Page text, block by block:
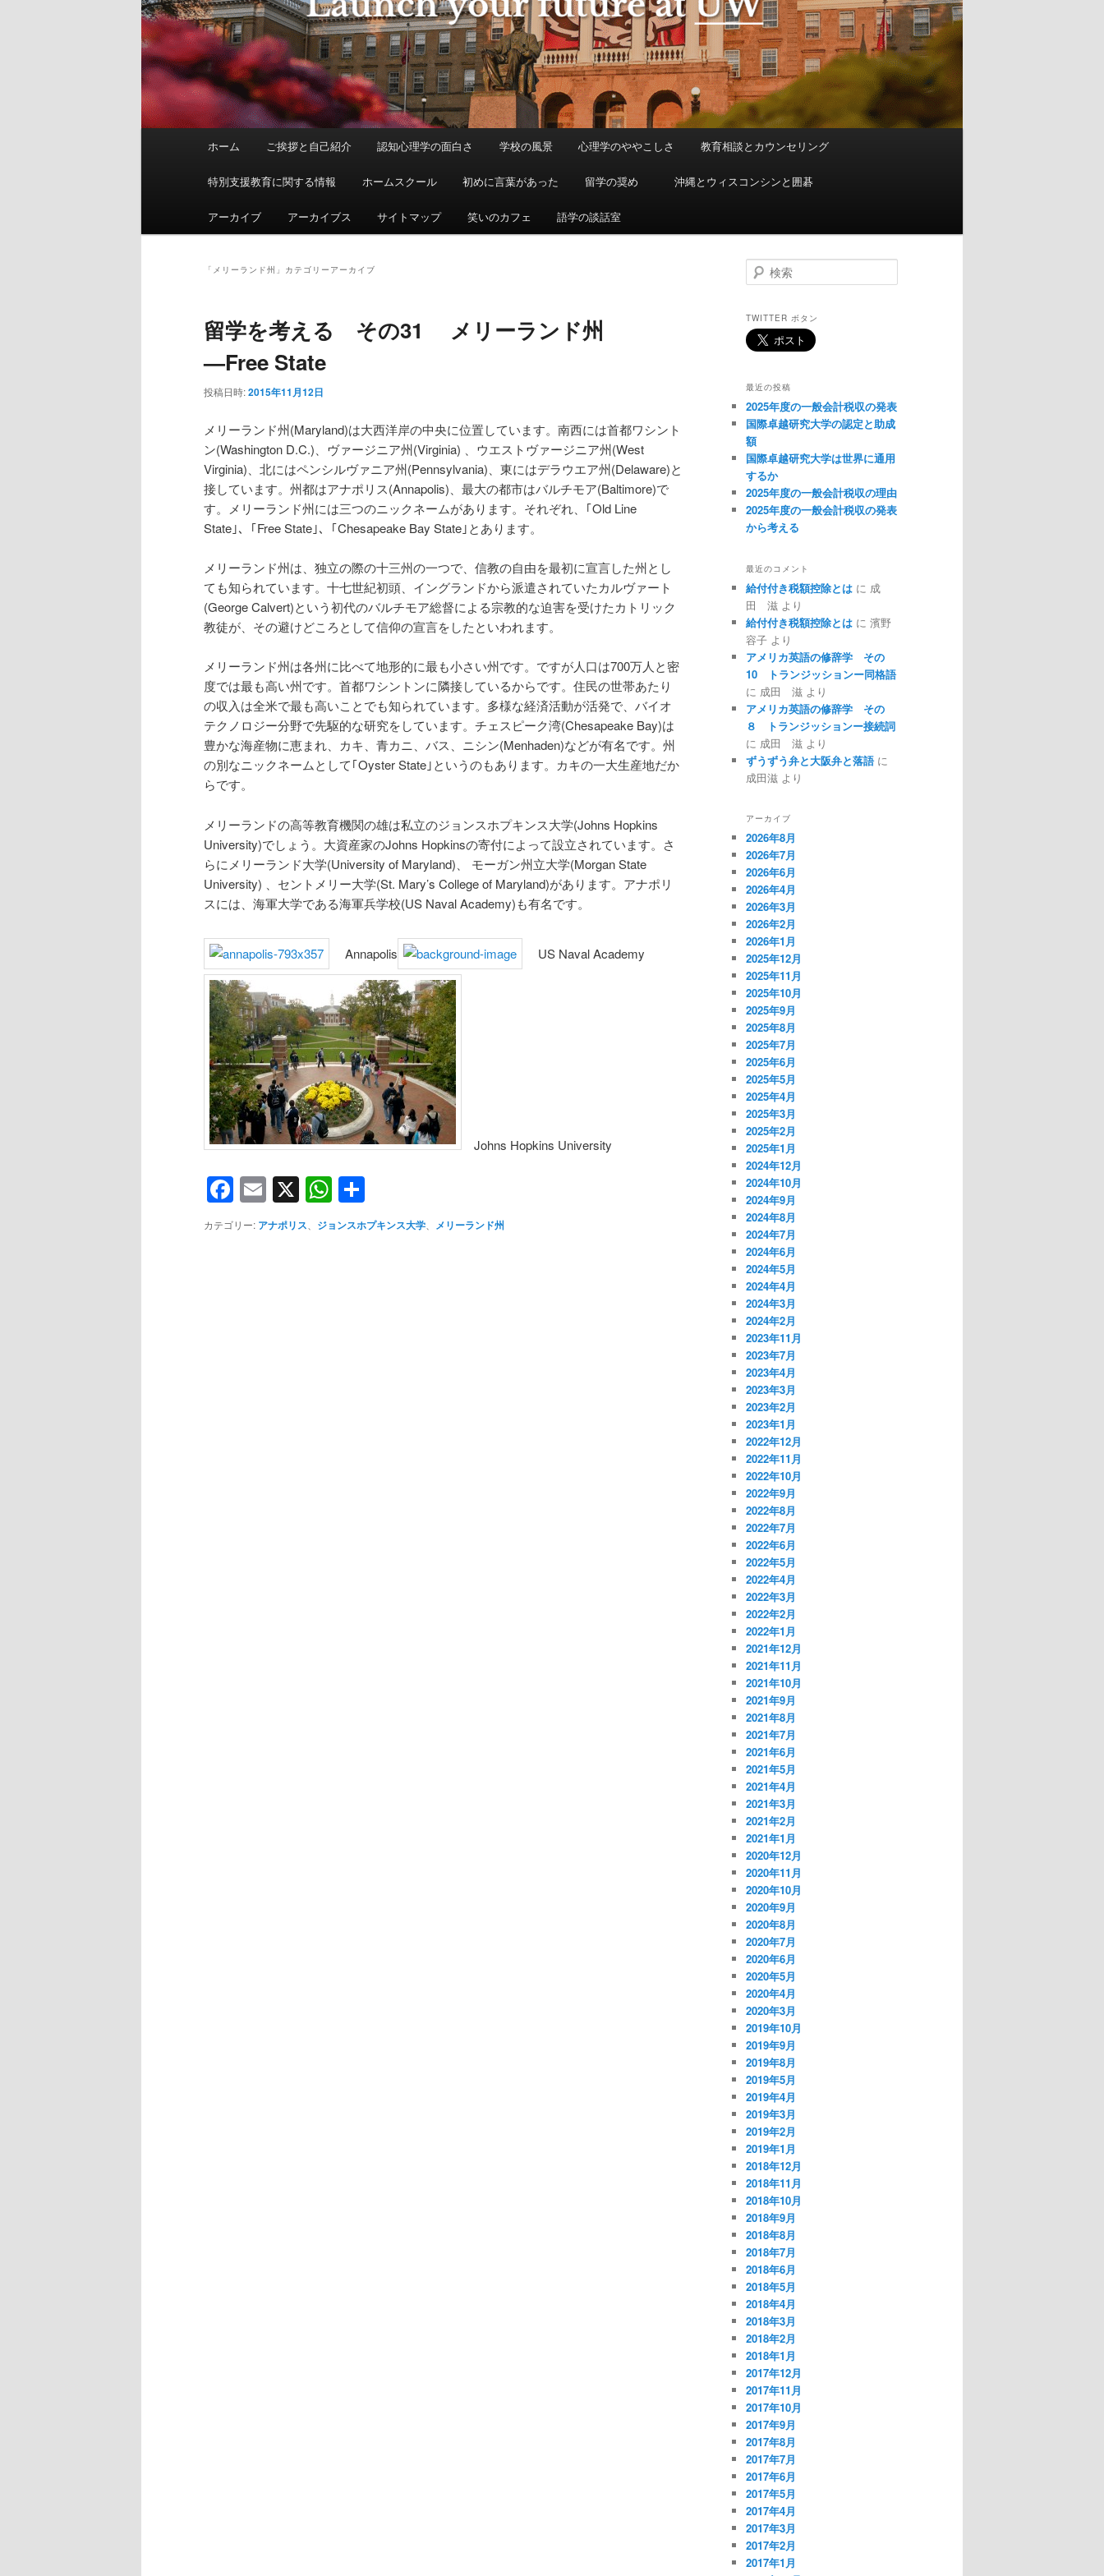
ュ
ホーム ご挨拶と自己紹介 認知心理学の面白さ 学校の風景 心理学のややこしさ 教育相談とカウンセリング
特別支援教育に関する情報 ホームスクール 初めに言葉があった 留学の奨め 沖縄とウィスコンシンと囲碁
アーカイブ アーカイブス サイトマップ 笑いのカフェ 語学の談話室
「 メリーランド州 」カテゴリーアーカイブ
留学を考える その31 メリーランド州
—Free State
投稿日時:2015年11月12日
メリーランド州(Maryland)は大西洋岸の中央に位置しています。南西には首都ワシント
ン(Washington D.C.)、ヴァージニア州(Virginia) 、ウエストヴァージニア州(West
Virginia)、北にはペンシルヴァニア州(Pennsylvania)、東にはデラウエア州(Delaware)と
接しています。州都はアナポリス(Annapolis)、最大の都市はバルチモア(Baltimore)で
す。メリーランド州には三つのニックネームがあります。それぞれ、｢Old Line
State｣、｢Free State｣、｢Chesapeake Bay State｣とあります。
メリーランド州は、独立の際の十三州の一つで、信教の自由を最初に宣言した州とし
ても知られています。十七世紀初頭、イングランドから派遣されていたカルヴァート
(George Calvert)という初代のバルチモア総督による宗教的な迫害を受けたカトリック
教徒が、その避けどころとして信仰の宣言をしたといわれます。
メリーランド州は各州に比べて地形的に最も小さい州です。ですが人口は700万人と密
度では最も高い州です。首都ワシントンに隣接しているからです。住民の世帯あたり
の収入は全米で最も高いことでも知られています。多様な経済活動が活発で、バイオ
テクノロジー分野で先駆的な研究をしています。チェスピーク湾(Chesapeake Bay)は
豊かな海産物に恵まれ、カキ、青カニ、バス、ニシン(Menhaden)などが有名です。州
の別なニックネームとして｢Oyster State｣というのもあります。カキの一大生産地だか
らです。
メリーランドの高等教育機関の雄は私立のジョンスホプキンス大学(Johns Hopkins
University)でしょう。大資産家のJohns Hopkinsの寄付によって設立されています。さ
らにメリーランド大学(University of Maryland)、 モーガン州立大学(Morgan State
University) 、セントメリー大学(St. Mary’s College of Maryland)があります。アナポリ
スには、海軍大学である海軍兵学校(US Naval Academy)も有名です。
Annapolis US Naval Academy
Johns Hopkins University
Facebook
Email
X WhatsApp
有
カテゴリー: アナポリス ジョンスホプキンス大学 メリーランド州
検
索
TWITTER ボタン
最近の投稿
2025年度の一般会計税収の発表
国際卓越研究大学の認定と助成
額
国際卓越研究大学は世界に通用
するか
2025年度の一般会計税収の理由
2025年度の一般会計税収の発表
から考える
最近のコメント
給付付き税額控除とは に 成
田 滋 より
給付付き税額控除とは に 濱野
容子 より
アメリカ英語の修辞学 その
10 トランジッションー同格語
に 成田 滋 より
アメリカ英語の修辞学 その
８ トランジッションー接続詞
に 成田 滋 より
ずうずう弁と大阪弁と落語に
成田滋 より
アーカイブ
2026年8月
2026年7月
2026年6月
2026年4月
2026年3月
2026年2月
2026年1月
2025年12月
2025年11月
2025年10月
2025年9月
2025年8月
2025年7月
2025年6月
2025年5月
2025年4月
2025年3月
2025年2月
2025年1月
2024年12月
2024年10月
2024年9月
2024年8月
2024年7月
2024年6月
2024年5月
2024年4月
2024年3月
2024年2月
2023年11月
2023年7月
2023年4月
2023年3月
2023年2月
2023年1月
2022年12月
2022年11月
2022年10月
2022年9月
2022年8月
2022年7月
2022年6月
2022年5月
2022年4月
2022年3月
2022年2月
2022年1月
2021年12月
2021年11月
2021年10月
2021年9月
2021年8月
2021年7月
2021年6月
2021年5月
2021年4月
2021年3月
2021年2月
2021年1月
2020年12月
2020年11月
2020年10月
2020年9月
2020年8月
2020年7月
2020年6月
2020年5月
2020年4月
2020年3月
2019年10月
2019年9月
2019年8月
2019年5月
2019年4月
2019年3月
2019年2月
2019年1月
2018年12月
2018年11月
2018年10月
2018年9月
2018年8月
2018年7月
2018年6月
2018年5月
2018年4月
2018年3月
2018年2月
2018年1月
2017年12月
2017年11月
2017年10月
2017年9月
2017年8月
2017年7月
2017年6月
2017年5月
2017年4月
2017年3月
2017年2月
2017年1月